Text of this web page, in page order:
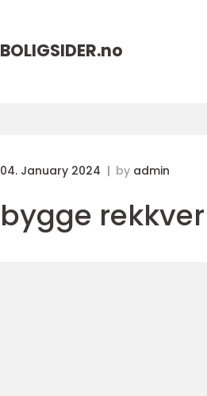
BOLIGSIDER.no
04. January 2024 by admin
bygge